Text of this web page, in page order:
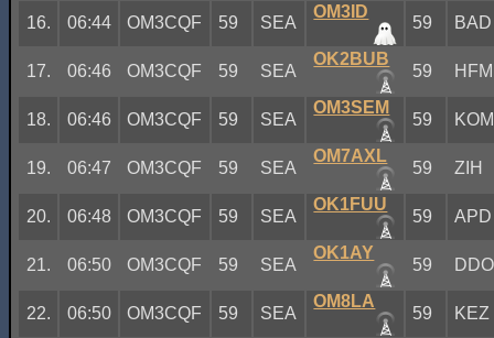
16. 06:44 OM3CQF 59 SEA
OM3ID
59 BAD
17. 06:46 OM3CQF 59 SEA
OK2BUB
59 HFM
18. 06:46 OM3CQF 59 SEA
OM3SEM
59 KOM
19. 06:47 OM3CQF 59 SEA
OM7AXL
59 ZIH
20. 06:48 OM3CQF 59 SEA
OK1FUU
59 APD
21. 06:50 OM3CQF 59 SEA
OK1AY
59 DDO
22. 06:50 OM3CQF 59 SEA
OM8LA
59 KEZ